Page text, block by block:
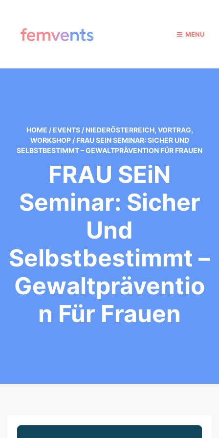
MENU
HOME / EVENTS / NIEDERÖSTERREICH, VORTRAG,
WORKSHOP / FRAU SEIN SEMINAR: SICHER UND
SELBSTBESTIMMT – GEWALTPRÄVENTION FÜR FRAUEN
FRAU SEiN
Seminar: Sicher
Und
Selbstbestimmt –
Gewaltpräventio
N Für Frauen
F